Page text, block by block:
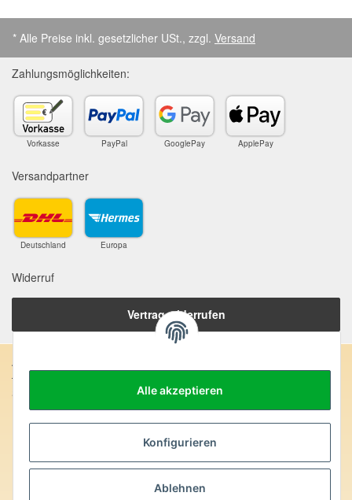
Alle akzeptieren
Konfigurieren
Ablehnen
* Alle Preise inkl. gesetzlicher USt., zzgl. Versand
Zahlungsmöglichkeiten:
Vorkasse PayPal GooglePay ApplePay
Versandpartner
Deutschland Europa
Widerruf
Vertrag widerrufen
Anschrift:
SteinZeitOase
Frau Karin Philippin
Uhlandstr. 7
Heilversprechen:
Edelsteine und Mineralien werden im esoterischen Bereich